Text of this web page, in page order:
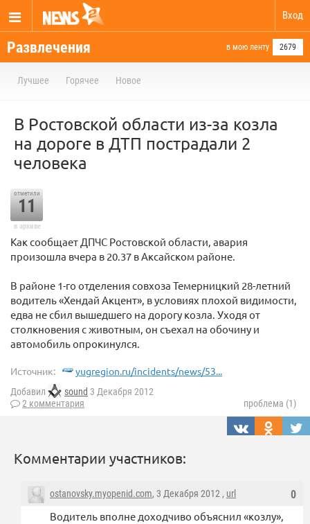
Вход
Развлечения в мою ленту 2679
Лучшее Горячее Новое
В Ростовской области из-за козла
на дороге в ДТП пострадали 2
человека
отметили
11
в архиве
Как сообщает ДПЧС Ростовской области, авария
произошла вчера в 20.37 в Аксайском районе.
В районе 1-го отделения совхоза Темерницкий 28-летний
водитель «Хендай Акцент», в условиях плохой видимости,
едва не сбил вышедшего на дорогу козла. Уходя от
столкновения с животным, он съехал на обочину и
автомобиль опрокинулся.
Источник: yugregion.ru/incidents/news/53...
Добавил sound 3 Декабря 2012
2 комментария
проблема (1)
Комментарии участников:
0
ostanovsky.myopenid.com, 3 Декабря 2012 , url
Водитель вполне доходчиво объяснил «козлу»,